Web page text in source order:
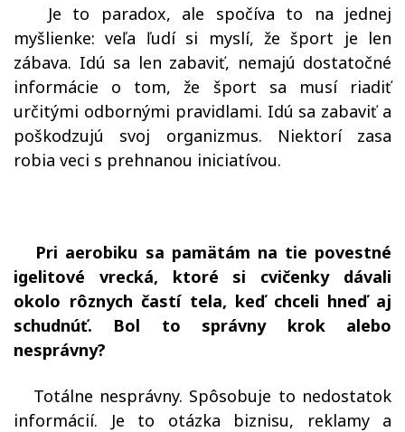
Je to paradox, ale spočíva to na jednej
myšlienke: veľa ľudí si myslí, že šport je len
zábava. Idú sa len zabaviť, nemajú dostatočné
informácie o tom, že šport sa musí riadiť
určitými odbornými pravidlami. Idú sa zabaviť a
poškodzujú svoj organizmus. Niektorí zasa
robia veci s prehnanou iniciatívou.
Pri aerobiku sa pamätám na tie povestné
igelitové vrecká, ktoré si cvičenky dávali
okolo rôznych častí tela, keď chceli hneď aj
schudnúť. Bol to správny krok alebo
nesprávny?
Totálne nesprávny. Spôsobuje to nedostatok
informácií. Je to otázka biznisu, reklamy a